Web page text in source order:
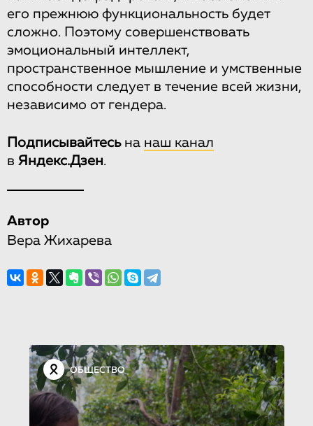
его прежнюю функциональность будет
сложно. Поэтому совершенствовать
эмоциональный интеллект,
пространственное мышление и умственные
способности следует в течение всей жизни,
независимо от гендера.
Подписывайтесьна наш канал
в Яндекс.Дзен.
Автор
Вера Жихарева
ОБЩЕСТВО